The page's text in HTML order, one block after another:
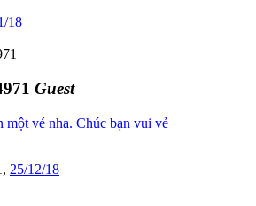
18
Guest
một vé nha. Chúc bạn vui vẻ
, 25/12/18